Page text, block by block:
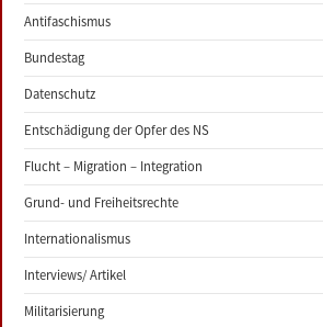
Antifaschismus
Bundestag
Datenschutz
Entschädigung der Opfer des NS
Flucht – Migration – Integration
Grund- und Freiheitsrechte
Internationalismus
Interviews/ Artikel
Militarisierung